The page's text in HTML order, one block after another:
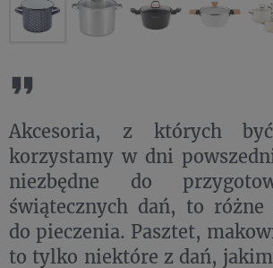
Akcesoria, z których
korzystamy w dni
niezbędne do
świątecznych dań, to
do pieczenia. Pasztet,
to tylko niektóre z dań,